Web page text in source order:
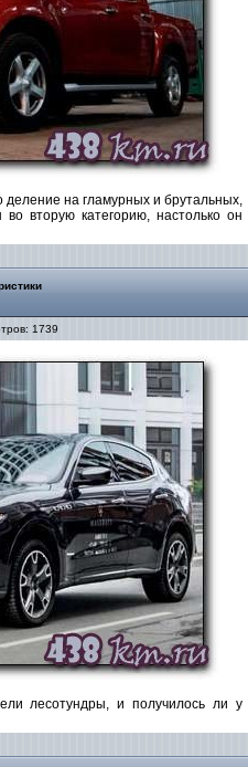
на гламурных и брутальных,
вторую категорию, настолько он
1739
лесотундры, и получилось ли у